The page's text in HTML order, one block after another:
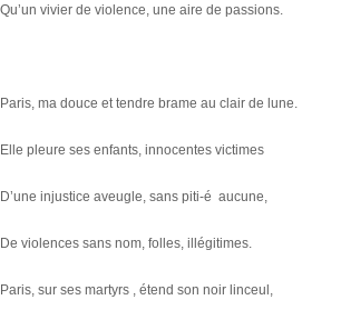
Qu’un vivier de violence, une aire de passions.
Paris, ma douce et tendre brame au clair de lune.
Elle pleure ses enfants, innocentes victimes
D’une injustice aveugle, sans piti-é aucune,
De violences sans nom, folles, illégitimes.
Paris, sur ses martyrs , étend son noir linceul,